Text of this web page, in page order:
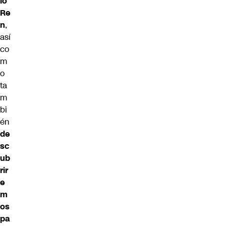
Re
n,
así
co
m
o
ta
m
bi
én
de
sc
ub
rir
e
m
os
pa